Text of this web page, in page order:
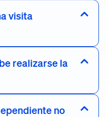
visita
realizarse la
no